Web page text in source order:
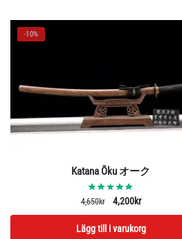
-10%
Katana Ōku オーク
4,650kr
Det
ursprungliga
priset
4,200krDet
nuvarande
priset
Lägg till i varukorg